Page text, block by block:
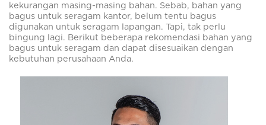
kekurangan masing-masing bahan. Sebab, bahan yang
bagus untuk seragam kantor, belum tentu bagus
digunakan untuk seragam lapangan. Tapi, tak perlu
bingung lagi. Berikut beberapa rekomendasi bahan yang
bagus untuk seragam dan dapat disesuaikan dengan
kebutuhan perusahaan Anda.